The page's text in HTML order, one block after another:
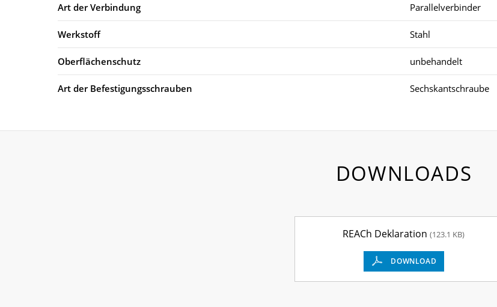
Art der Verbindung Parallelverbinder
Werkstoff Stahl
Oberflächenschutz unbehandelt
Art der Befestigungsschrauben Sechskantschraube
DOWNLOADS
REACh Deklaration(123.1 KB)
DOWNLOAD